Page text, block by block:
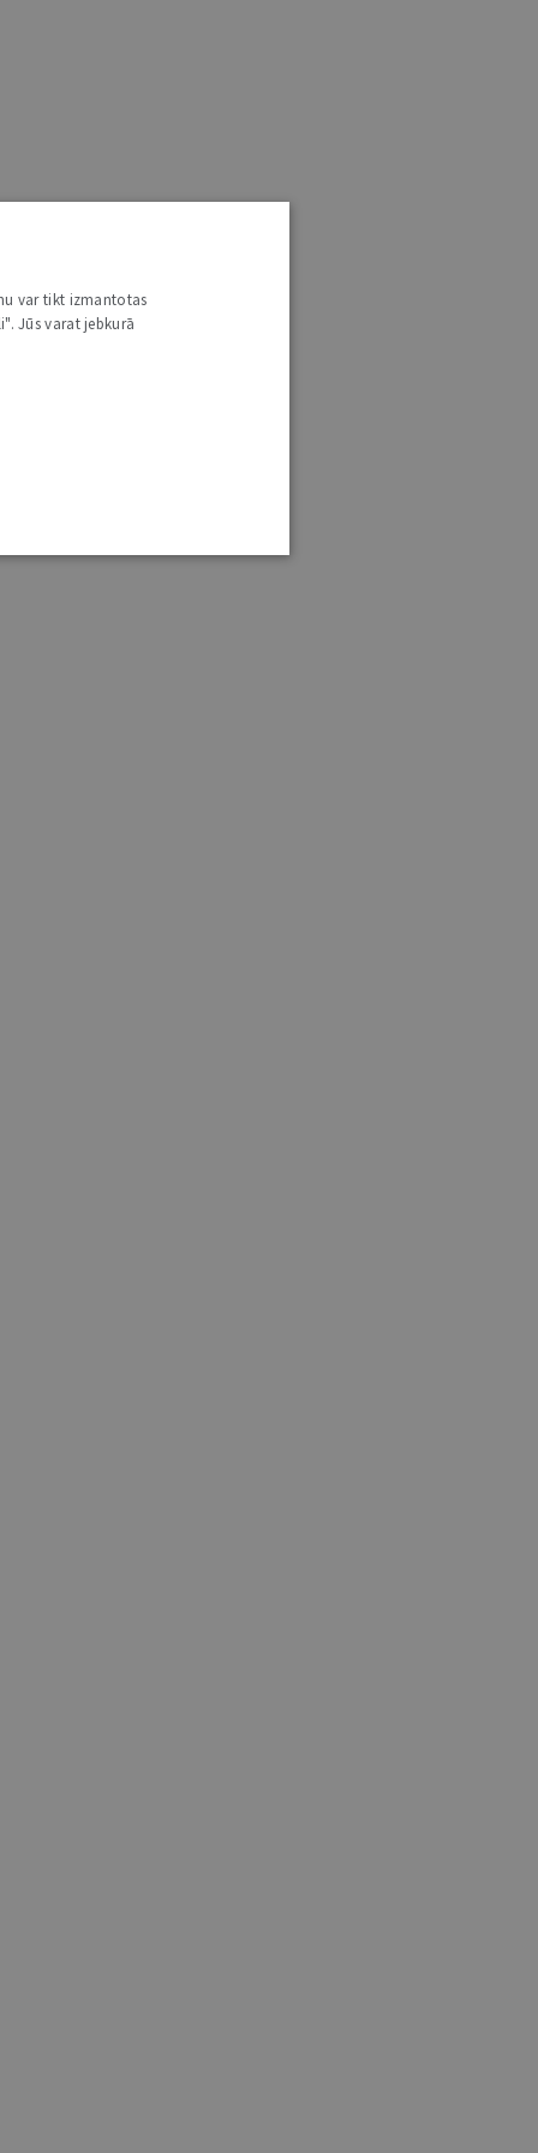
var tikt izmantotas
Jūs varat jebkurā